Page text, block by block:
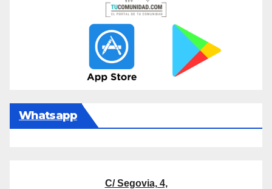
Whatsapp
C/ Segovia, 4,